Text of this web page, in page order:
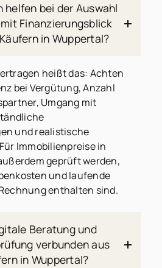
helfen bei der Auswahl
Finanzierungsblick
in Wuppertal?
heißt das: Achten
bei Vergütung, Anzahl
Umgang mit
und realistische
Immobilienpreise in
geprüft werden,
und laufende
enthalten sind.
Beratung und
verbunden aus
in Wuppertal?